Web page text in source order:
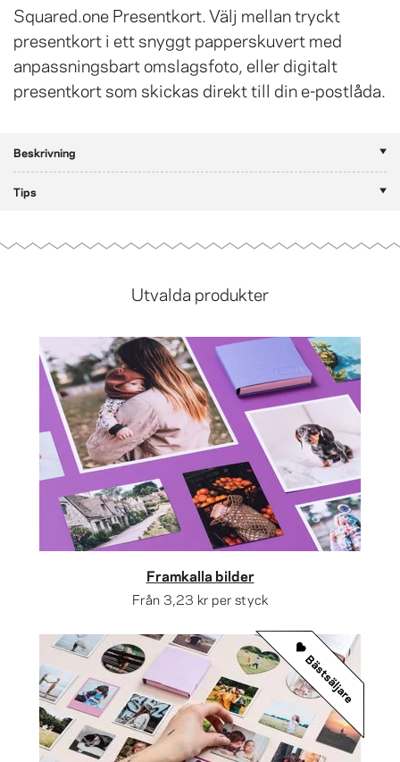
Squared.one Presentkort. Välj mellan tryckt
presentkort i ett snyggt papperskuvert med
anpassningsbart omslagsfoto, eller digitalt
presentkort som skickas direkt till din e-postlåda.
Beskrivning
Tips
Utvalda produkter
Framkalla bilder
Från 3,23 kr per styck
Bästsäljare